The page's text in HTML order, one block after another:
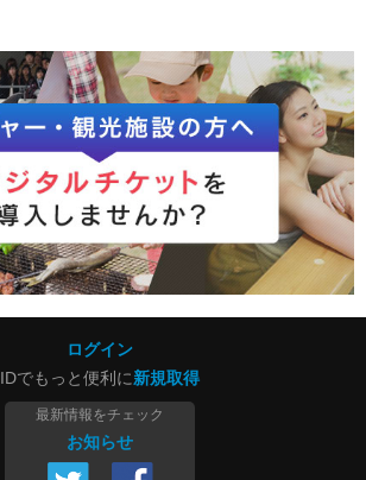
ログイン
IDでもっと便利に新規取得
最新情報をチェック
お知らせ